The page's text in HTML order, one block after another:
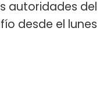
autoridades del
desde el lunes